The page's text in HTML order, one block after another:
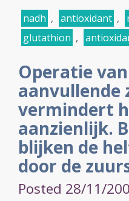
nadh , antioxidant ,
glutathion ,
Operatie
aanvullende
vermindert
aanzienlijk.
blijken de
door de
Posted 28/11/